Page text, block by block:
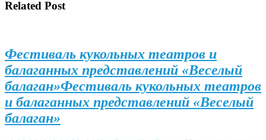
Related Post
Фестиваль кукольных театров и
балаганных представлений «Веселый
балаган»Фестиваль кукольных театров
и балаганных представлений «Веселый
балаган»